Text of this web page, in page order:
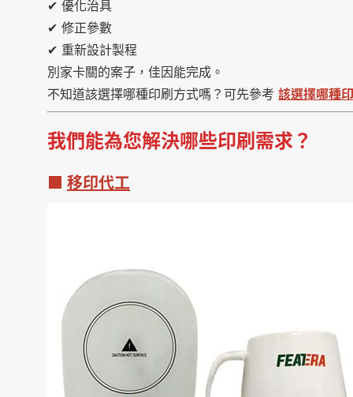
✔ 優化治具
✔ 修正參數
✔ 重新設計製程
別家卡關的案子，佳因能完成。
不知道該選擇哪種印刷方式嗎？可先參考 該選擇哪種
我們能為您解決哪些印刷需求？
移印代工